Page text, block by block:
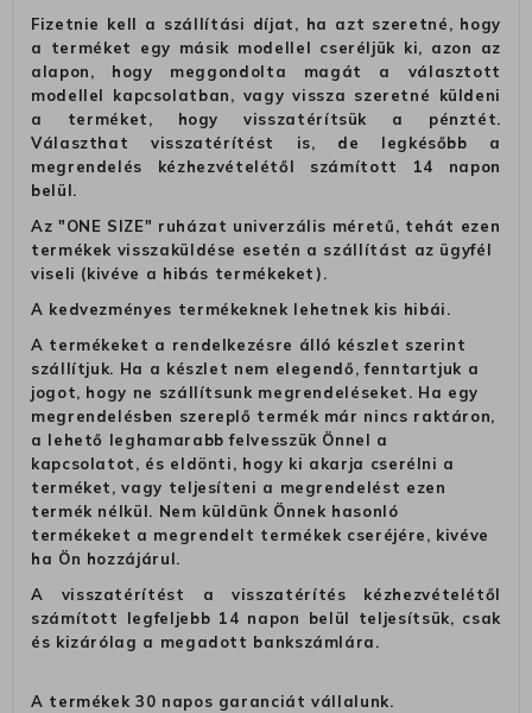
Fizetnie kell a szállítási díjat, ha azt szeretné, hogy
a terméket egy másik modellel cseréljük ki, azon az
alapon, hogy meggondolta magát a választott
modellel kapcsolatban, vagy vissza szeretné küldeni
a terméket, hogy visszatérítsük a pénztét.
Választhat visszatérítést is, de legkésőbb a
megrendelés kézhezvételétől számított 14 napon
belül.
Az "ONE SIZE" ruházat univerzális méretű, tehát ezen
termékek visszaküldése esetén a szállítást az ügyfél
viseli (kivéve a hibás termékeket).
A kedvezményes termékeknek lehetnek kis hibái.
A termékeket a rendelkezésre álló készlet szerint
szállítjuk. Ha a készlet nem elegendő, fenntartjuk a
jogot, hogy ne szállítsunk megrendeléseket. Ha egy
megrendelésben szereplő termék már nincs raktáron,
a lehető leghamarabb felvesszük Önnel a
kapcsolatot, és eldönti, hogy ki akarja cserélni a
terméket, vagy teljesíteni a megrendelést ezen
termék nélkül. Nem küldünk Önnek hasonló
termékeket a megrendelt termékek cseréjére, kivéve
ha Ön hozzájárul.
A visszatérítést a visszatérítés kézhezvételétől
számított legfeljebb 14 napon belül teljesítsük, csak
és kizárólag a megadott bankszámlára.
A termékek 30 napos garanciát vállalunk.